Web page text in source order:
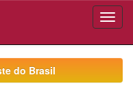
do Brasil